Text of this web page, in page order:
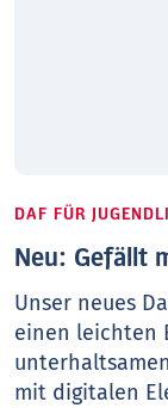
DAF FÜR
Neu: Gefällt
Unser neues
einen leichten
mit digitalen